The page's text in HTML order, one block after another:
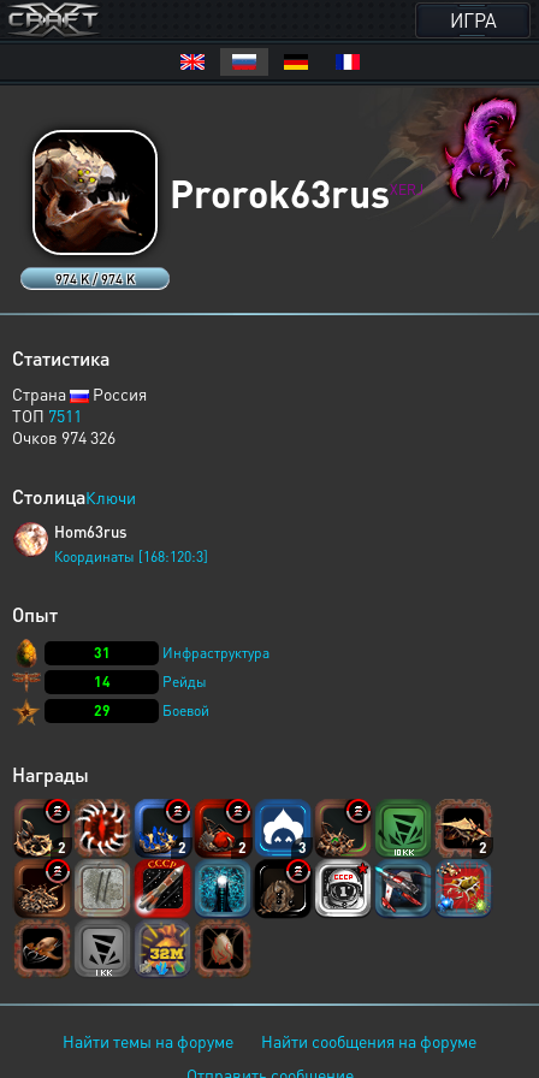
ИГРА
974 K / 974 K
Prorok63rusXERJ
Статистика
Страна
Россия
ТОП 7511
Очков 974 326
СтолицаКлючи
Hom63rus
Координаты [168:120:3]
Опыт
31
Инфраструктура
14
Рейды
29
Боевой
Награды
2 2 2 3 2
Найти темы на форуме
Найти сообщения на форуме